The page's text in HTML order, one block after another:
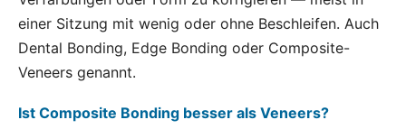
einer Sitzung mit wenig oder ohne Beschleifen. Auch
Dental Bonding, Edge Bonding oder Composite-
Veneers genannt.
Ist Composite Bonding besser als Veneers?